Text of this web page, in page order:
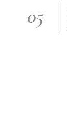
05